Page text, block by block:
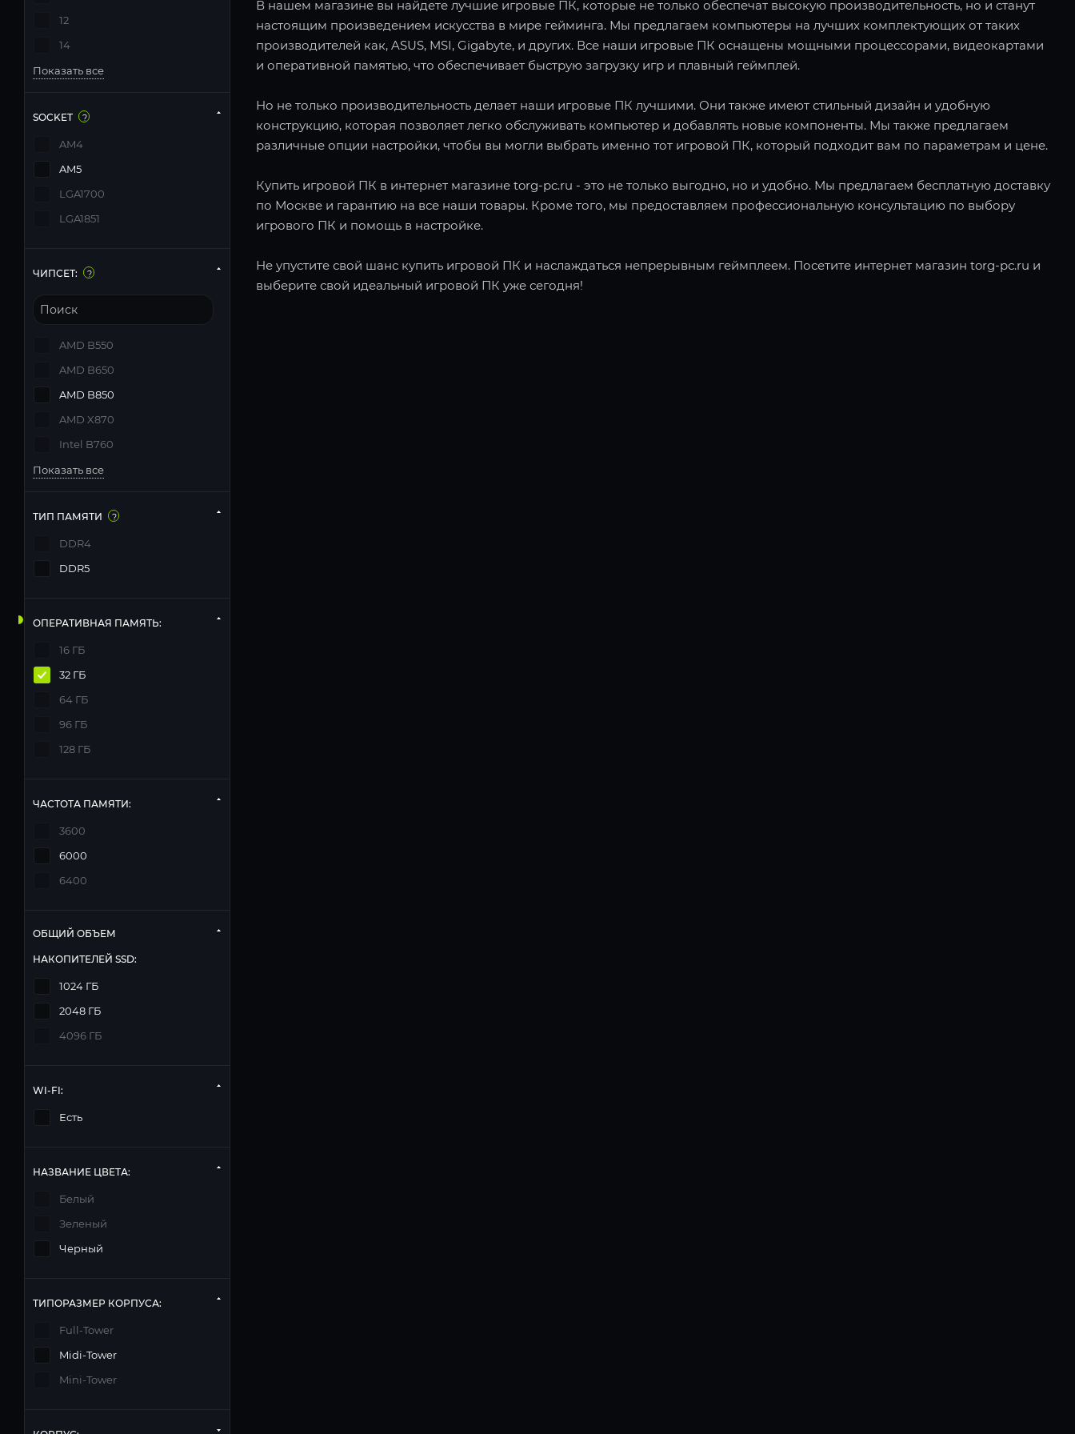
В нашем магазине вы найдете лучшие игровые ПК, которые не только обеспечат высокую производительность, но и станут
настоящим произведением искусства в мире гейминга. Мы предлагаем компьютеры на лучших комплектующих от таких
производителей как, ASUS, MSI, Gigabyte, и других. Все наши игровые ПК оснащены мощными процессорами, видеокартами
и оперативной памятью, что обеспечивает быструю загрузку игр и плавный геймплей.
Но не только производительность делает наши игровые ПК лучшими. Они также имеют стильный дизайн и удобную
конструкцию, которая позволяет легко обслуживать компьютер и добавлять новые компоненты. Мы также предлагаем
различные опции настройки, чтобы вы могли выбрать именно тот игровой ПК, который подходит вам по параметрам и цене.
Купить игровой ПК в интернет магазине torg-pc.ru - это не только выгодно, но и удобно. Мы предлагаем бесплатную доставку
по Москве и гарантию на все наши товары. Кроме того, мы предоставляем профессиональную консультацию по выбору
игрового ПК и помощь в настройке.
Не упустите свой шанс купить игровой ПК и наслаждаться непрерывным геймплеем. Посетите интернет магазин torg-pc.ru и
выберите свой идеальный игровой ПК уже сегодня!
12
14
Показать все
SOCKET ?
AM4
AM5
LGA1700
LGA1851
ЧИПСЕТ: ?
AMD B550
AMD B650
AMD B850
AMD X870
Intel B760
Показать все
ТИП ПАМЯТИ ?
DDR4
DDR5
ОПЕРАТИВНАЯ ПАМЯТЬ:
16 ГБ
32 ГБ
64 ГБ
96 ГБ
128 ГБ
ЧАСТОТА ПАМЯТИ:
3600
6000
6400
ОБЩИЙ ОБЪЕМ
НАКОПИТЕЛЕЙ SSD:
1024 ГБ
2048 ГБ
4096 ГБ
WI-FI:
Есть
НАЗВАНИЕ ЦВЕТА:
Белый
Зеленый
Черный
ТИПОРАЗМЕР КОРПУСА:
Full-Tower
Midi-Tower
Mini-Tower